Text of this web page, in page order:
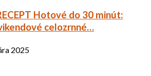
Hotové do 30 minút:
celozrnné…
2025